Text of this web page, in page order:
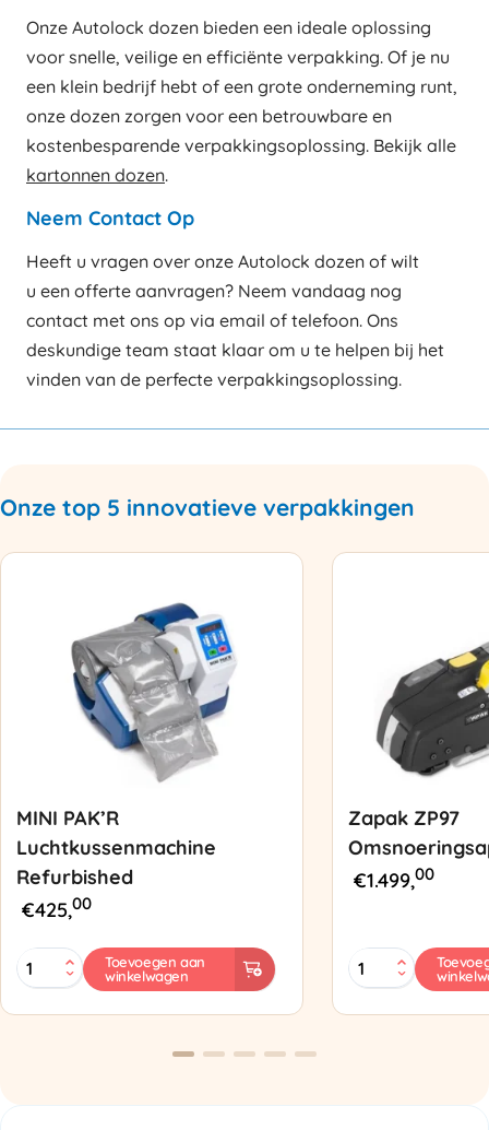
Onze Autolock dozen bieden een ideale oplossing
voor snelle, veilige en efficiënte verpakking. Of je nu
een klein bedrijf hebt of een grote onderneming runt,
onze dozen zorgen voor een betrouwbare en
kostenbesparende verpakkingsoplossing. Bekijk alle
kartonnen dozen.
Neem Contact Op
Heeft u vragen over onze Autolock dozen of wilt
u een offerte aanvragen? Neem vandaag nog
contact met ons op via email of telefoon. Ons
deskundige team staat klaar om u te helpen bij het
vinden van de perfecte verpakkingsoplossing.
Onze top 5 innovatieve verpakkingen
MINI PAK’R
Luchtkussenmachine
Refurbished
€425,00
MINI
PAK'R
Refurbished
Toevoegen aan
winkelwagen
Zapak ZP97
€1.499,00
Zapak
ZP97
aantal